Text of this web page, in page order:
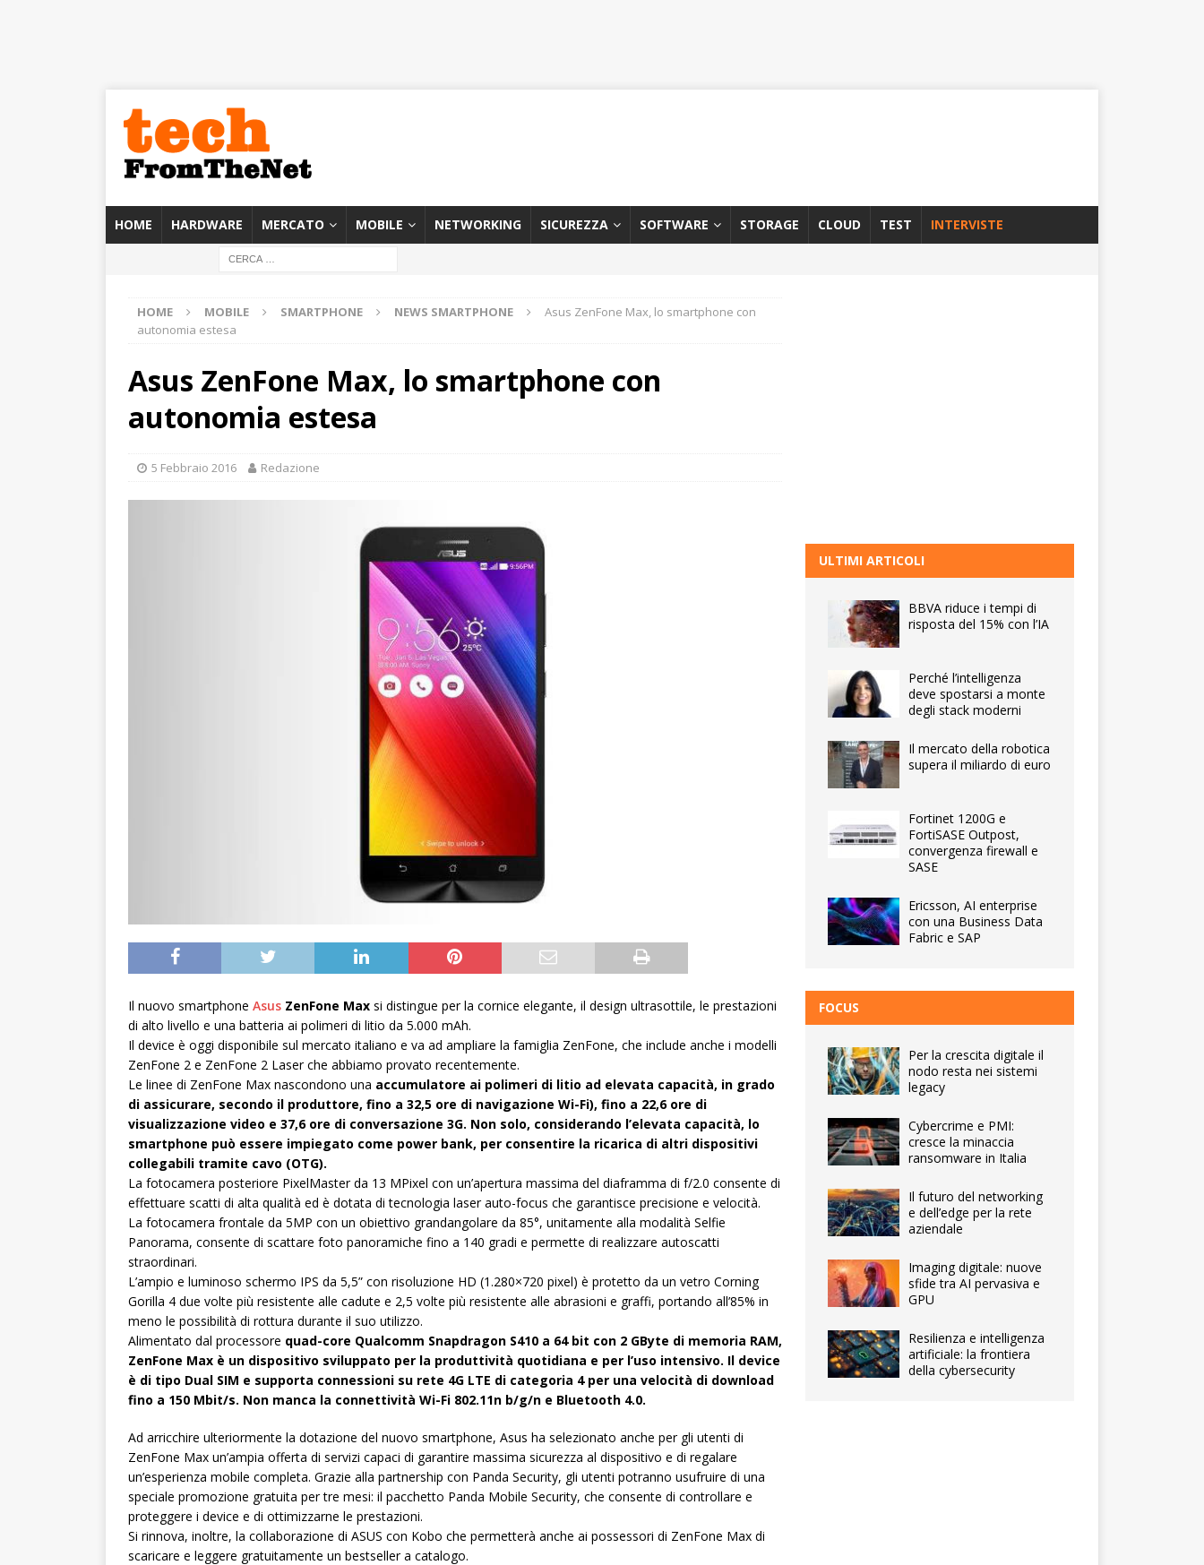
HOME HARDWARE MERCATO MOBILE NETWORKING SICUREZZA SOFTWARE STORAGE CLOUD TEST INTERVISTE
HOME MOBILE SMARTPHONE NEWS SMARTPHONE
Asus ZenFone Max, lo smartphone con
autonomia estesa
Asus ZenFone Max, lo smartphone con
autonomia estesa
5 Febbraio 2016 Redazione
Il nuovo smartphone Asus ZenFone Max si distingue per la cornice elegante, il design ultrasottile, le prestazioni
di alto livello e una batteria ai polimeri di litio da 5.000 mAh.
Il device è oggi disponibile sul mercato italiano e va ad ampliare la famiglia ZenFone, che include anche i modelli
ZenFone 2 e ZenFone 2 Laser che abbiamo provato recentemente.
Le linee di ZenFone Max nascondono una accumulatore ai polimeri di litio ad elevata capacità, in grado
di assicurare, secondo il produttore, fino a 32,5 ore di navigazione Wi-Fi), fino a 22,6 ore di
visualizzazione video e 37,6 ore di conversazione 3G. Non solo, considerando l’elevata capacità, lo
smartphone può essere impiegato come power bank, per consentire la ricarica di altri dispositivi
collegabili tramite cavo (OTG).
La fotocamera posteriore PixelMaster da 13 MPixel con un’apertura massima del diaframma di f/2.0 consente di
effettuare scatti di alta qualità ed è dotata di tecnologia laser auto-focus che garantisce precisione e velocità.
La fotocamera frontale da 5MP con un obiettivo grandangolare da 85°, unitamente alla modalità Selfie
Panorama, consente di scattare foto panoramiche fino a 140 gradi e permette di realizzare autoscatti
straordinari.
L’ampio e luminoso schermo IPS da 5,5” con risoluzione HD (1.280×720 pixel) è protetto da un vetro Corning
Gorilla 4 due volte più resistente alle cadute e 2,5 volte più resistente alle abrasioni e graffi, portando all’85% in
meno le possibilità di rottura durante il suo utilizzo.
Alimentato dal processore quad-core Qualcomm Snapdragon S410 a 64 bit con 2 GByte di memoria RAM,
ZenFone Max è un dispositivo sviluppato per la produttività quotidiana e per l’uso intensivo. Il device
è di tipo Dual SIM e supporta connessioni su rete 4G LTE di categoria 4 per una velocità di download
fino a 150 Mbit/s. Non manca la connettività Wi-Fi 802.11n b/g/n e Bluetooth 4.0.
Ad arricchire ulteriormente la dotazione del nuovo smartphone, Asus ha selezionato anche per gli utenti di
ZenFone Max un’ampia offerta di servizi capaci di garantire massima sicurezza al dispositivo e di regalare
un’esperienza mobile completa. Grazie alla partnership con Panda Security, gli utenti potranno usufruire di una
speciale promozione gratuita per tre mesi: il pacchetto Panda Mobile Security, che consente di controllare e
proteggere i device e di ottimizzarne le prestazioni.
Si rinnova, inoltre, la collaborazione di ASUS con Kobo che permetterà anche ai possessori di ZenFone Max di
scaricare e leggere gratuitamente un bestseller a catalogo.
ULTIMI ARTICOLI
BBVA riduce i tempi di
risposta del 15% con l’IA
Perché l’intelligenza
deve spostarsi a monte
degli stack moderni
Il mercato della robotica
supera il miliardo di euro
Fortinet 1200G e
FortiSASE Outpost,
convergenza firewall e
SASE
Ericsson, AI enterprise
con una Business Data
Fabric e SAP
FOCUS
Per la crescita digitale il
nodo resta nei sistemi
legacy
Cybercrime e PMI:
cresce la minaccia
ransomware in Italia
Il futuro del networking
e dell’edge per la rete
aziendale
Imaging digitale: nuove
sfide tra AI pervasiva e
GPU
Resilienza e intelligenza
artificiale: la frontiera
della cybersecurity